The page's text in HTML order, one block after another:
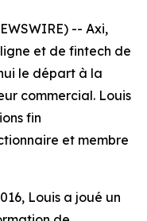
-- Axi,
et de fintech de
le départ à la
commercial. Louis
fin
et membre
Louis a joué un